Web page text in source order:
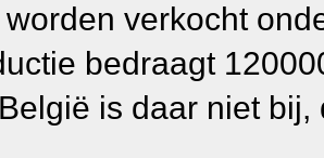
verkocht
bedraagt
is daar niet